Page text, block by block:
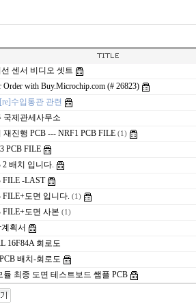
선 센서 비디오 셋트
Order with Buy.Microchip.com (# 26823)
[re]수입통관 관련
국제관세사무소
재진행 PCB --- NRF1 PCB FILE (1)
PCB FILE
2 배치 입니다.
FILE -LAST
FILE+도면 입니다. (1)
FILE+도면 사본 (1)
획서
16F84A 회로도
배치-회로도
듈 최종 도면 테스트보드 쌤플 PCB